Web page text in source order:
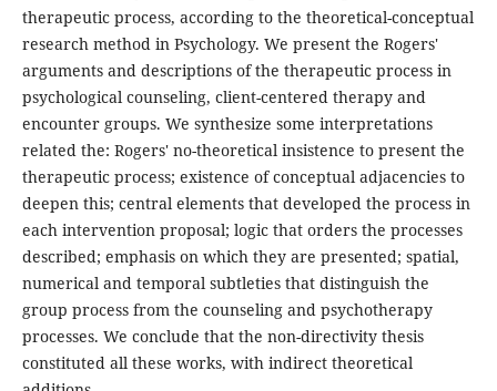
therapeutic process, according to the theoretical-conceptual
research method in Psychology. We present the Rogers'
arguments and descriptions of the therapeutic process in
psychological counseling, client-centered therapy and
encounter groups. We synthesize some interpretations
related the: Rogers' no-theoretical insistence to present the
therapeutic process; existence of conceptual adjacencies to
deepen this; central elements that developed the process in
each intervention proposal; logic that orders the processes
described; emphasis on which they are presented; spatial,
numerical and temporal subtleties that distinguish the
group process from the counseling and psychotherapy
processes. We conclude that the non-directivity thesis
constituted all these works, with indirect theoretical